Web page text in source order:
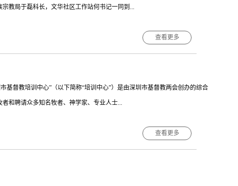
教局于磊科长，文华社区工作站何书记一同到...
疏散演练 随着一声令下，警铃拉响。信徒们在义工和消防安保人员的指导
和平堂庄悦理干事和范烨恒传道负责接待罗湖区各部门领导，结束演
今天的疏散演习，并及时做出调整本次的消防疏散演练有效考核信徒们的
全意识的提高。
查看更多
基督教培训中心”（以下简称“培训中心”）是由深圳市基督教两会创办的综合
和聘请众多知名牧者、神学家、专业人士...
，已经为教会培养了 800 多名优秀的信徒领袖、在职侍奉者以及其他专业人
查看更多